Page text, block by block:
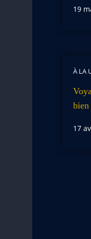
19
À LA
bien
17